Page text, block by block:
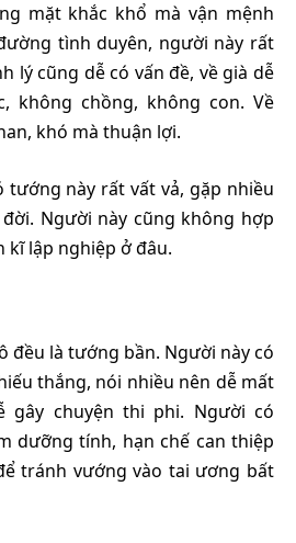
mặt khắc khổ mà vận mệnh
tình duyên, người này rất
lý cũng dễ có vấn đề, về già dễ
không chồng, không con. Về
khó mà thuận lợi.
tướng này rất vất vả, gặp nhiều
Người này cũng không hợp
kĩ lập nghiệp ở đâu.
đều là tướng bần. Người này có
thắng, nói nhiều nên dễ mất
gây chuyện thi phi. Người có
dưỡng tính, hạn chế can thiệp
tránh vướng vào tai ương bất